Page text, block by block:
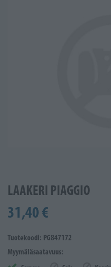
LAAKERI PIAGGIO
31,40 €
Tuotekoodi: PG847172
Myymäläsaatavuus: